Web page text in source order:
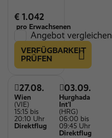
€ 1.042
pro Erwachsenen
Angebot vergleichen
VERFÜGBARKEIT
PRÜFEN
27.08.
Wien
(VIE)
15:15 bis
20:10 Uhr
Direktflug
03.09.
Hurghada
Int'l
(HRG)
06:00 bis
09:45 Uhr
Direktflug